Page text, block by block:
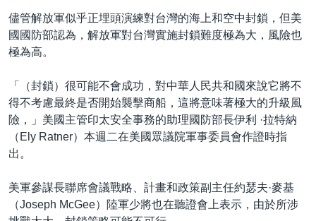
儘管解放軍似乎正埋頭演練對台灣的海上和空中封鎖，但美
國國防部認為，解放軍對台灣實施封鎖難度極為大，風險也
極為高。
「（封鎖）很可能不會成功，對中華人民共和國來說它將不
得不考慮最終是否開始襲擊商船，這將意味著極大的升級風
險，」美國主管印太安全事務的助理國防部長伊利 ·拉特納
（Ely Ratner）本週二在美國眾議院軍事委員會作證時指
出。
美軍參謀長聯席會議戰略、計畫和政策副主任約瑟夫·麥基
（Joseph McGee）陸軍少將也在聽證會上表示，由於所涉